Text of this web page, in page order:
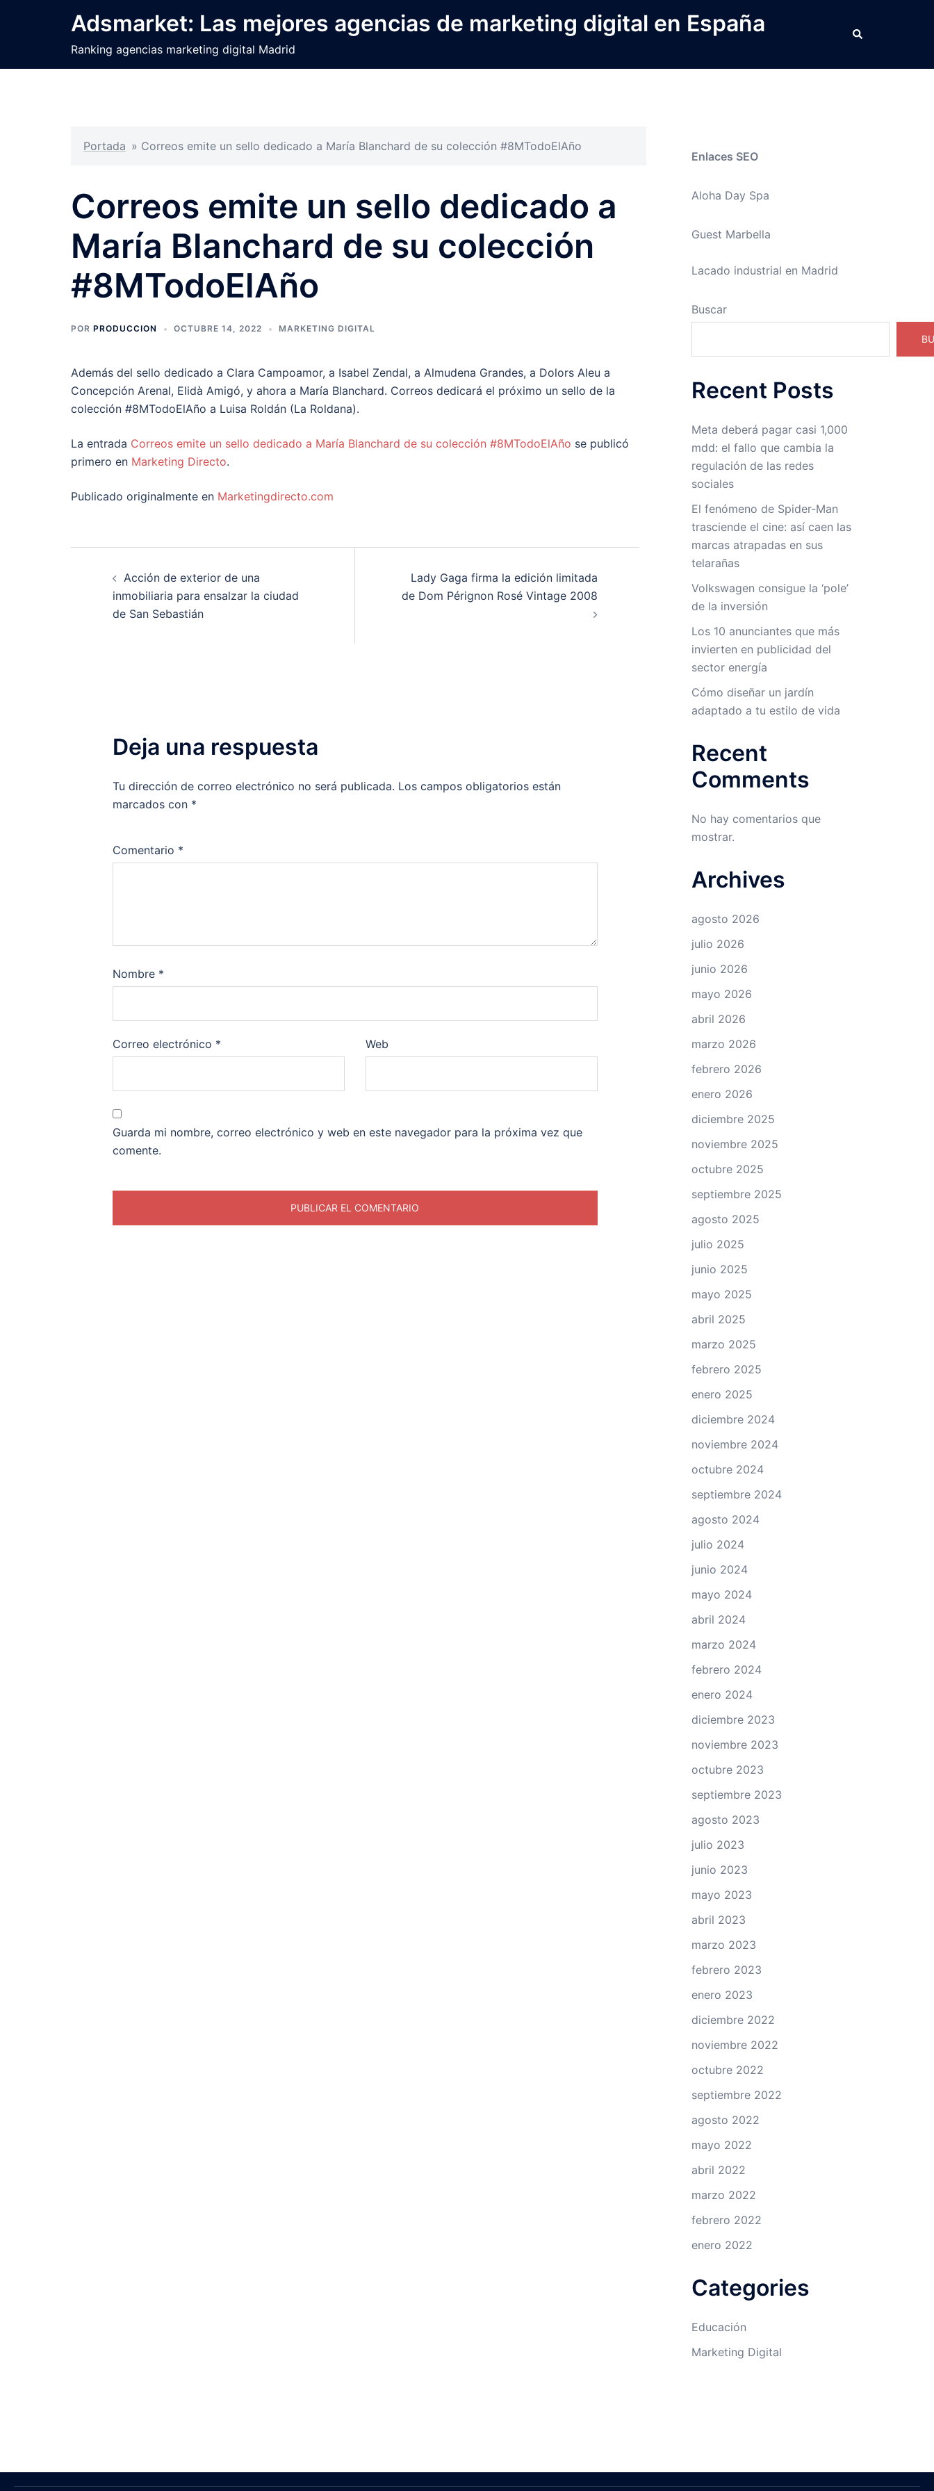
Adsmarket: Las mejores agencias de marketing digital en España
Ranking agencias marketing digital Madrid
Buscar
Portada » Correos emite un sello dedicado a María Blanchard de su colección #8MTodoElAño
Correos emite un sello dedicado a
María Blanchard de su colección
#8MTodoElAño
POR PRODUCCION OCTUBRE 14, 2022 MARKETING DIGITAL
Además del sello dedicado a Clara Campoamor, a Isabel Zendal, a Almudena Grandes, a Dolors Aleu a
Concepción Arenal, Elidà Amigó, y ahora a María Blanchard. Correos dedicará el próximo un sello de la
colección #8MTodoElAño a Luisa Roldán (La Roldana).
La entrada Correos emite un sello dedicado a María Blanchard de su colección #8MTodoElAño se publicó
primero en Marketing Directo.
Publicado originalmente en Marketingdirecto.com
entradas
Acción de exterior de una
inmobiliaria para ensalzar la ciudad
de San Sebastián
Lady Gaga firma la edición limitada
de Dom Pérignon Rosé Vintage 2008
Deja una respuesta
Tu dirección de correo electrónico no será publicada. Los campos obligatorios están
marcados con *
Comentario *
Nombre *
Correo electrónico * Web
Guarda mi nombre, correo electrónico y web en este navegador para la próxima vez que
comente.
Enlaces SEO
Aloha Day Spa
Guest Marbella
Lacado industrial en Madrid
Buscar
Recent Posts
Meta deberá pagar casi 1,000
mdd: el fallo que cambia la
regulación de las redes
sociales
El fenómeno de Spider-Man
trasciende el cine: así caen las
marcas atrapadas en sus
telarañas
Volkswagen consigue la ‘pole’
de la inversión
Los 10 anunciantes que más
invierten en publicidad del
sector energía
Cómo diseñar un jardín
adaptado a tu estilo de vida
Recent
Comments
No hay comentarios que
mostrar.
Archives
agosto 2026
julio 2026
junio 2026
mayo 2026
abril 2026
marzo 2026
febrero 2026
enero 2026
diciembre 2025
noviembre 2025
octubre 2025
septiembre 2025
agosto 2025
julio 2025
junio 2025
mayo 2025
abril 2025
marzo 2025
febrero 2025
enero 2025
diciembre 2024
noviembre 2024
octubre 2024
septiembre 2024
agosto 2024
julio 2024
junio 2024
mayo 2024
abril 2024
marzo 2024
febrero 2024
enero 2024
diciembre 2023
noviembre 2023
octubre 2023
septiembre 2023
agosto 2023
julio 2023
junio 2023
mayo 2023
abril 2023
marzo 2023
febrero 2023
enero 2023
diciembre 2022
noviembre 2022
octubre 2022
septiembre 2022
agosto 2022
mayo 2022
abril 2022
marzo 2022
febrero 2022
enero 2022
Categories
Educación
Marketing Digital